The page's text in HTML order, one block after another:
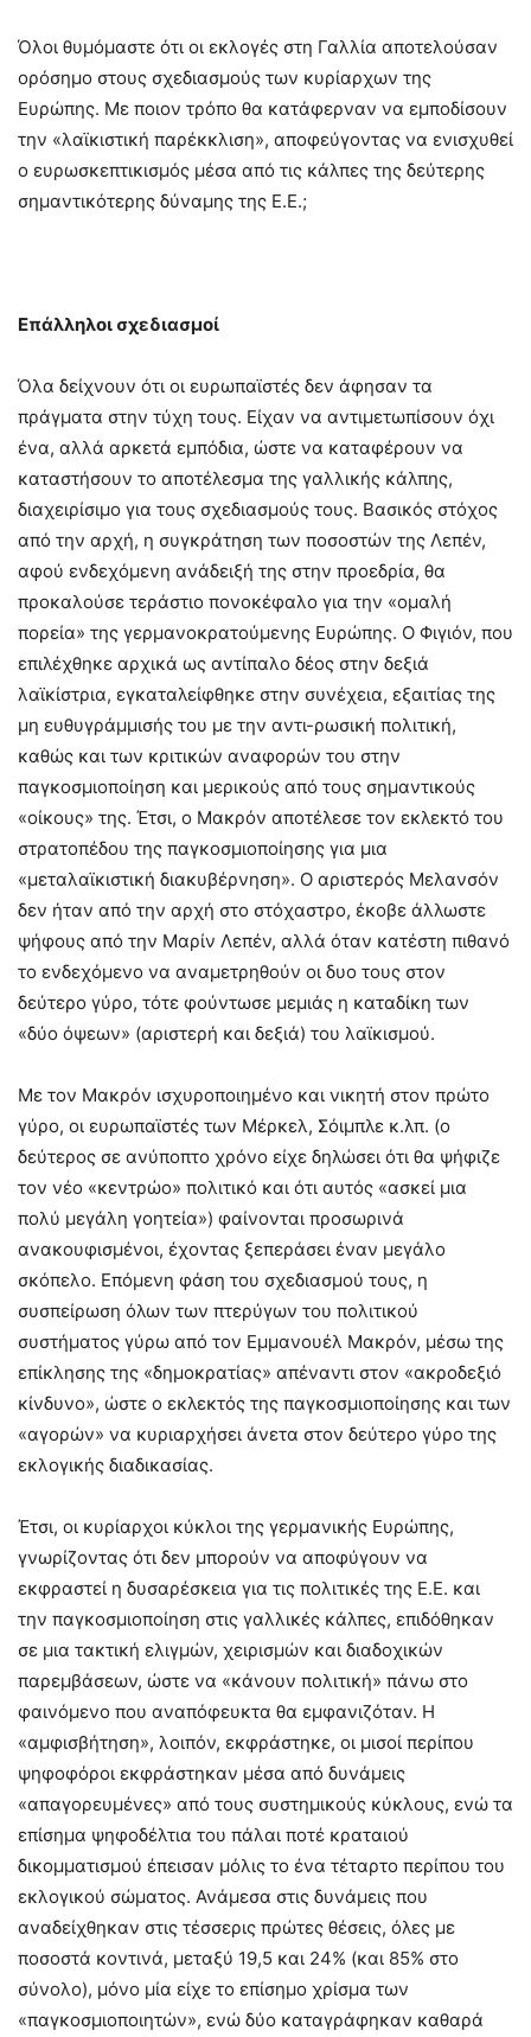
Όλοι θυμόμαστε ότι οι εκλογές στη Γαλλία αποτελούσαν
ορόσημο στους σχεδιασμούς των κυρίαρχων της
Ευρώπης. Με ποιον τρόπο θα κατάφερναν να εμποδίσουν
την «λαϊκιστική παρέκκλιση», αποφεύγοντας να ενισχυθεί
ο ευρωσκεπτικισμός μέσα από τις κάλπες της δεύτερης
σημαντικότερης δύναμης της Ε.Ε.;
Επάλληλοι σχεδιασμοί
Όλα δείχνουν ότι οι ευρωπαϊστές δεν άφησαν τα
πράγματα στην τύχη τους. Είχαν να αντιμετωπίσουν όχι
ένα, αλλά αρκετά εμπόδια, ώστε να καταφέρουν να
καταστήσουν το αποτέλεσμα της γαλλικής κάλπης,
διαχειρίσιμο για τους σχεδιασμούς τους. Βασικός στόχος
από την αρχή, η συγκράτηση των ποσοστών της Λεπέν,
αφού ενδεχόμενη ανάδειξή της στην προεδρία, θα
προκαλούσε τεράστιο πονοκέφαλο για την «ομαλή
πορεία» της γερμανοκρατούμενης Ευρώπης. Ο Φιγιόν, που
επιλέχθηκε αρχικά ως αντίπαλο δέος στην δεξιά
λαϊκίστρια, εγκαταλείφθηκε στην συνέχεια, εξαιτίας της
μη ευθυγράμμισής του με την αντι-ρωσική πολιτική,
καθώς και των κριτικών αναφορών του στην
παγκοσμιοποίηση και μερικούς από τους σημαντικούς
«οίκους» της. Έτσι, ο Μακρόν αποτέλεσε τον εκλεκτό του
στρατοπέδου της παγκοσμιοποίησης για μια
«μεταλαϊκιστική διακυβέρνηση». Ο αριστερός Μελανσόν
δεν ήταν από την αρχή στο στόχαστρο, έκοβε άλλωστε
ψήφους από την Μαρίν Λεπέν, αλλά όταν κατέστη πιθανό
το ενδεχόμενο να αναμετρηθούν οι δυο τους στον
δεύτερο γύρο, τότε φούντωσε μεμιάς η καταδίκη των
«δύο όψεων» (αριστερή και δεξιά) του λαϊκισμού.
Με τον Μακρόν ισχυροποιημένο και νικητή στον πρώτο
γύρο, οι ευρωπαϊστές των Μέρκελ, Σόιμπλε κ.λπ. (ο
δεύτερος σε ανύποπτο χρόνο είχε δηλώσει ότι θα ψήφιζε
τον νέο «κεντρώο» πολιτικό και ότι αυτός «ασκεί μια
πολύ μεγάλη γοητεία») φαίνονται προσωρινά
ανακουφισμένοι, έχοντας ξεπεράσει έναν μεγάλο
σκόπελο. Επόμενη φάση του σχεδιασμού τους, η
συσπείρωση όλων των πτερύγων του πολιτικού
συστήματος γύρω από τον Εμμανουέλ Μακρόν, μέσω της
επίκλησης της «δημοκρατίας» απέναντι στον «ακροδεξιό
κίνδυνο», ώστε ο εκλεκτός της παγκοσμιοποίησης και των
«αγορών» να κυριαρχήσει άνετα στον δεύτερο γύρο της
εκλογικής διαδικασίας.
Έτσι, οι κυρίαρχοι κύκλοι της γερμανικής Ευρώπης,
γνωρίζοντας ότι δεν μπορούν να αποφύγουν να
εκφραστεί η δυσαρέσκεια για τις πολιτικές της Ε.Ε. και
την παγκοσμιοποίηση στις γαλλικές κάλπες, επιδόθηκαν
σε μια τακτική ελιγμών, χειρισμών και διαδοχικών
παρεμβάσεων, ώστε να «κάνουν πολιτική» πάνω στο
φαινόμενο που αναπόφευκτα θα εμφανιζόταν. Η
«αμφισβήτηση», λοιπόν, εκφράστηκε, οι μισοί περίπου
ψηφοφόροι εκφράστηκαν μέσα από δυνάμεις
«απαγορευμένες» από τους συστημικούς κύκλους, ενώ τα
επίσημα ψηφοδέλτια του πάλαι ποτέ κραταιού
δικομματισμού έπεισαν μόλις το ένα τέταρτο περίπου του
εκλογικού σώματος. Ανάμεσα στις δυνάμεις που
αναδείχθηκαν στις τέσσερις πρώτες θέσεις, όλες με
ποσοστά κοντινά, μεταξύ 19,5 και 24% (και 85% στο
σύνολο), μόνο μία είχε το επίσημο χρίσμα των
«παγκοσμιοποιητών», ενώ δύο καταγράφηκαν καθαρά